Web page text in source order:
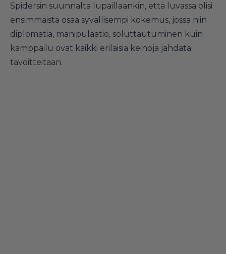
Spidersin suunnalta lupaillaankin, että luvassa olisi
ensimmäistä osaa syvällisempi kokemus, jossa niin
diplomatia, manipulaatio, soluttautuminen kuin
kamppailu ovat kaikki erilaisia keinoja jahdata
tavoitteitaan.